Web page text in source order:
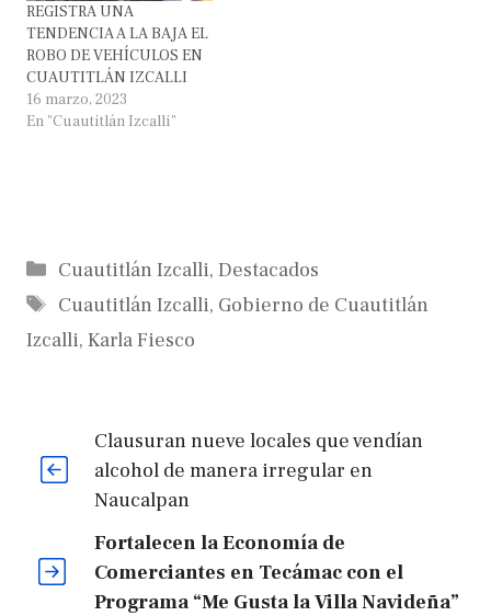
REGISTRA UNA
TENDENCIA A LA BAJA EL
ROBO DE VEHÍCULOS EN
CUAUTITLÁN IZCALLI
16 marzo, 2023
En "Cuautitlán Izcalli"
Categorías
Cuautitlán Izcalli, Destacados
Etiquetas
Cuautitlán Izcalli, Gobierno de Cuautitlán
Izcalli, Karla Fiesco
Clausuran nueve locales que vendían
alcohol de manera irregular en
Naucalpan
Fortalecen la Economía de
Comerciantes en Tecámac con el
Programa “Me Gusta la Villa Navideña”